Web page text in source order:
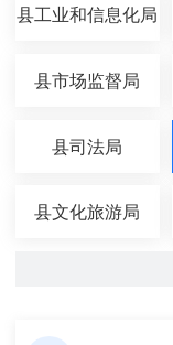
县工业和信息化局
县市场监督局
县司法局
县文化旅游局